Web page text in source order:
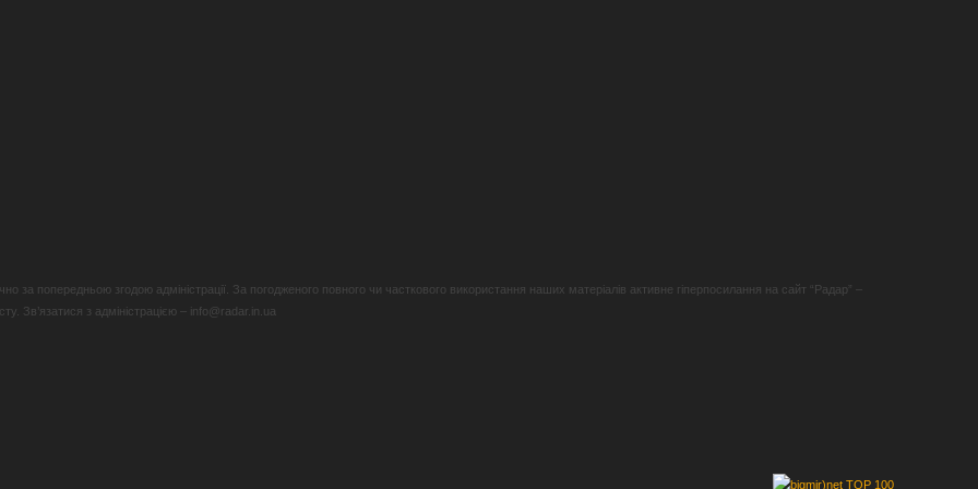
за попередньою згодою адміністрації. За погодженого повного чи часткового використання наших матеріалів активне гіперпосилання на сайт “Радар” –
Зв’язатися з адміністрацією – info@radar.in.ua